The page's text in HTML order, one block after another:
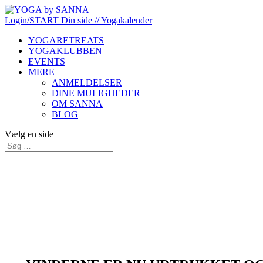
Login/START Din side // Yogakalender
YOGARETREATS
YOGAKLUBBEN
EVENTS
MERE
ANMELDELSER
DINE MULIGHEDER
OM SANNA
BLOG
Vælg en side